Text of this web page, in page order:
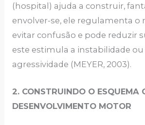
(hospital) ajuda a construir,
envolver-se, ele regulamenta o
evitar confusão e pode reduzir
este estimula a instabilidade ou
agressividade (MEYER, 2003).
2. CONSTRUINDO O ESQUEMA
DESENVOLVIMENTO MOTOR